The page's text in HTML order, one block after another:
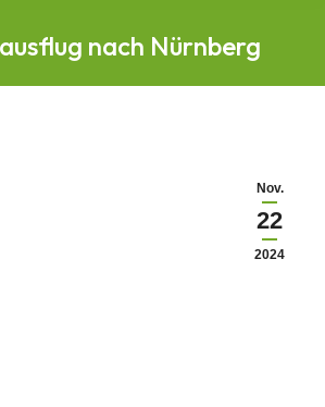
nach Nürnberg
Nov.
22
2024